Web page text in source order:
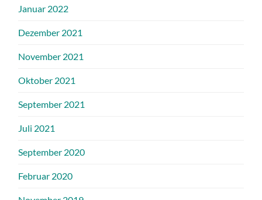
Januar 2022
Dezember 2021
November 2021
Oktober 2021
September 2021
Juli 2021
September 2020
Februar 2020